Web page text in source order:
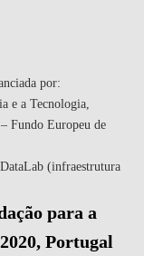
por:
(infraestrutura